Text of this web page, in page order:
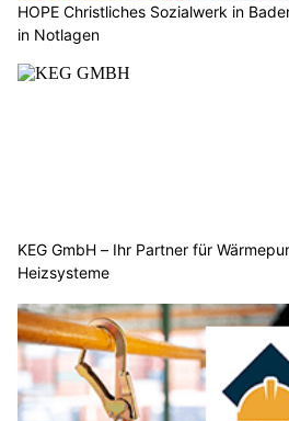
HOPE Christliches Sozialwerk in
in Notlagen
KEG GmbH – Ihr Partner für
Heizsysteme